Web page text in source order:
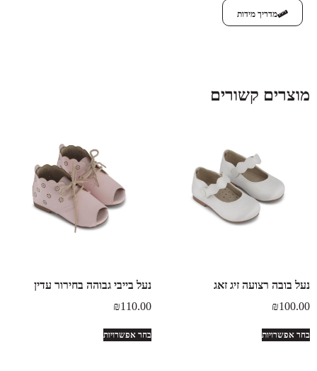
מדריך מידות
מוצרים קשורים
נעל בובה רצועה זיג זאג
₪100.00
בחר אפשרויות
נעל בייבי גבוהה בחירור עדין
₪110.00
בחר אפשרויות